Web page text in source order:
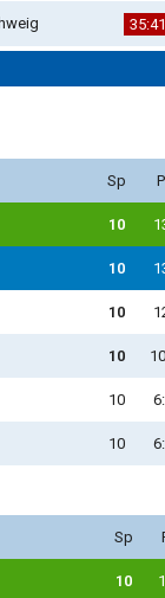
35:41
Sp
10
10
10
10
10
10
Sp
10